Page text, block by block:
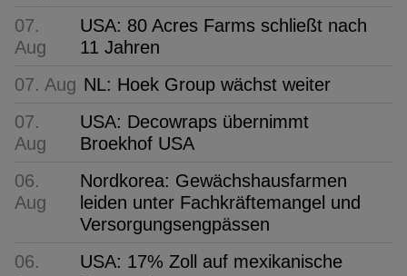
07.
Aug
USA: 80 Acres Farms schließt nach
11 Jahren
07. Aug NL: Hoek Group wächst weiter
07.
Aug
USA: Decowraps übernimmt
Broekhof USA
06.
Aug
Nordkorea: Gewächshausfarmen
leiden unter Fachkräftemangel und
Versorgungsengpässen
06.
USA: 17% Zoll auf mexikanische